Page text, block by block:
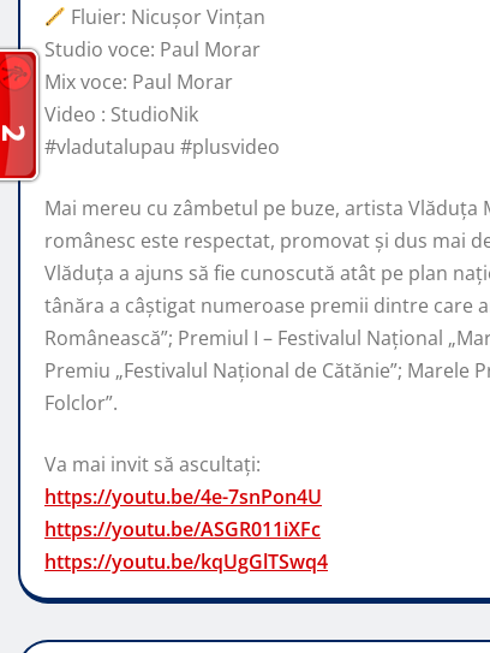
Fluier: Nicușor Vințan
Studio voce: Paul Morar
Mix voce: Paul Morar
Video : StudioNik
#vladutalupau #plusvideo
Mai mereu cu zâmbetul pe buze, artista
românesc este respectat, promovat şi dus mai
Vlăduța a ajuns să fie cunoscută atât pe plan
tânăra a câştigat numeroase premii dintre care
Românească”; Premiul I – Festivalul Național
Premiu „Festivalul Național de Cătănie”; Marele
Folclor”.
Va mai invit să ascultați:
https://youtu.be/4e-7snPon4U
https://youtu.be/ASGR011iXFc
https://youtu.be/kqUgGlTSwq4